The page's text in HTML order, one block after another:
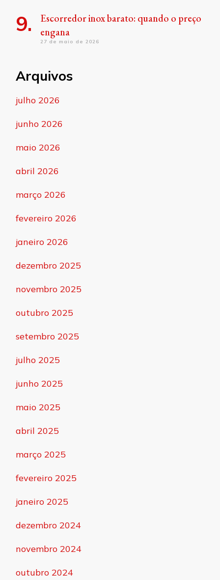
Escorredor inox barato: quando o preço
engana
27 de maio de 2026
Arquivos
julho 2026
junho 2026
maio 2026
abril 2026
março 2026
fevereiro 2026
janeiro 2026
dezembro 2025
novembro 2025
outubro 2025
setembro 2025
julho 2025
junho 2025
maio 2025
abril 2025
março 2025
fevereiro 2025
janeiro 2025
dezembro 2024
novembro 2024
outubro 2024